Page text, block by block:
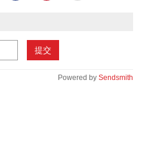
提交
Powered by Sendsmith